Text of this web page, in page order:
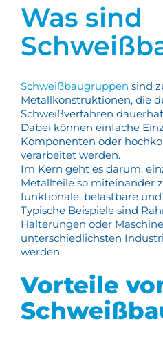
Was sind
Schweißbaugruppen sind
Metallkonstruktionen, die
Schweißverfahren
Dabei können einfache
Komponenten oder
verarbeitet werden.
Im Kern geht es darum,
Metallteile so miteinander
funktionale, belastbare
Typische Beispiele sind
Halterungen oder
unterschiedlichsten
werden.
Vorteile